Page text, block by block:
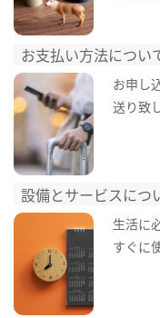
お支払い方法につい
お申し
送り致
設備とサービスにつ
生活に
すぐに